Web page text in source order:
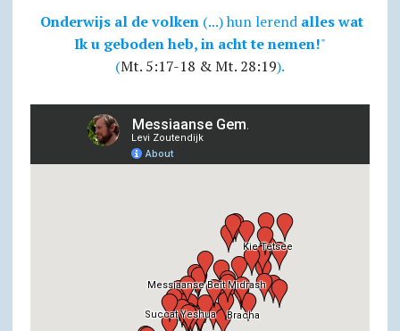
Onderwijs al de volken(...) hun lerend alles wat
Ik u geboden heb, in acht te nemen!"
(Mt. 5:17-18 & Mt. 28:19).